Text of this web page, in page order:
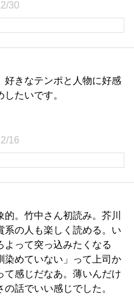
30
きなテンポと人物に好感
たいです。
16
。竹中さん初読み。芥川
系の人も楽しく読める。い
よって突っ込みたくなる
めていない」って上司か
て感じだなあ。薄いんだけ
話でいい感じでした。